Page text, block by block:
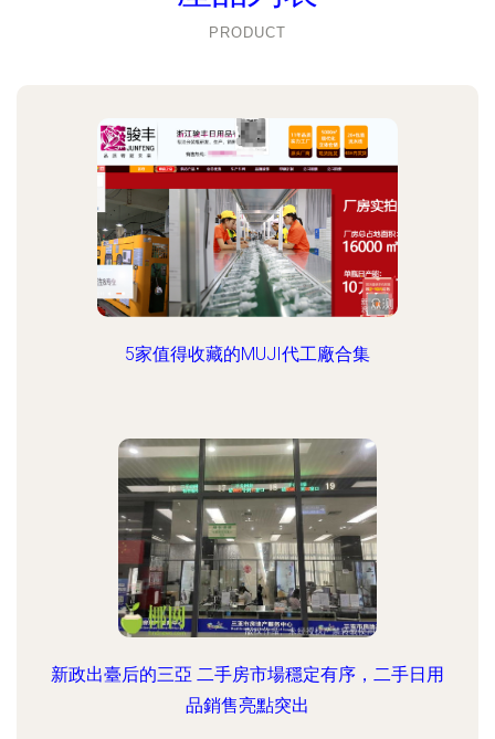
PRODUCT
5家值得收藏的MUJI代工廠合集
新政出臺后的三亞 二手房市場穩定有序，二手日用
品銷售亮點突出